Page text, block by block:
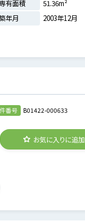
有面積
51.36m²
年月 2003年12月
番号 B01422-000633
お気に入りに追加